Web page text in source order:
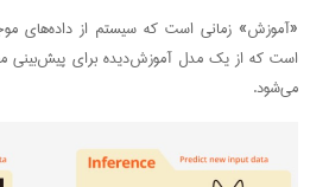
«آموزش» زمانی است که سیستم از داده‌های
است که از یک مدل آموزش‌دیده برای پیش‌بینی
می‌شود.